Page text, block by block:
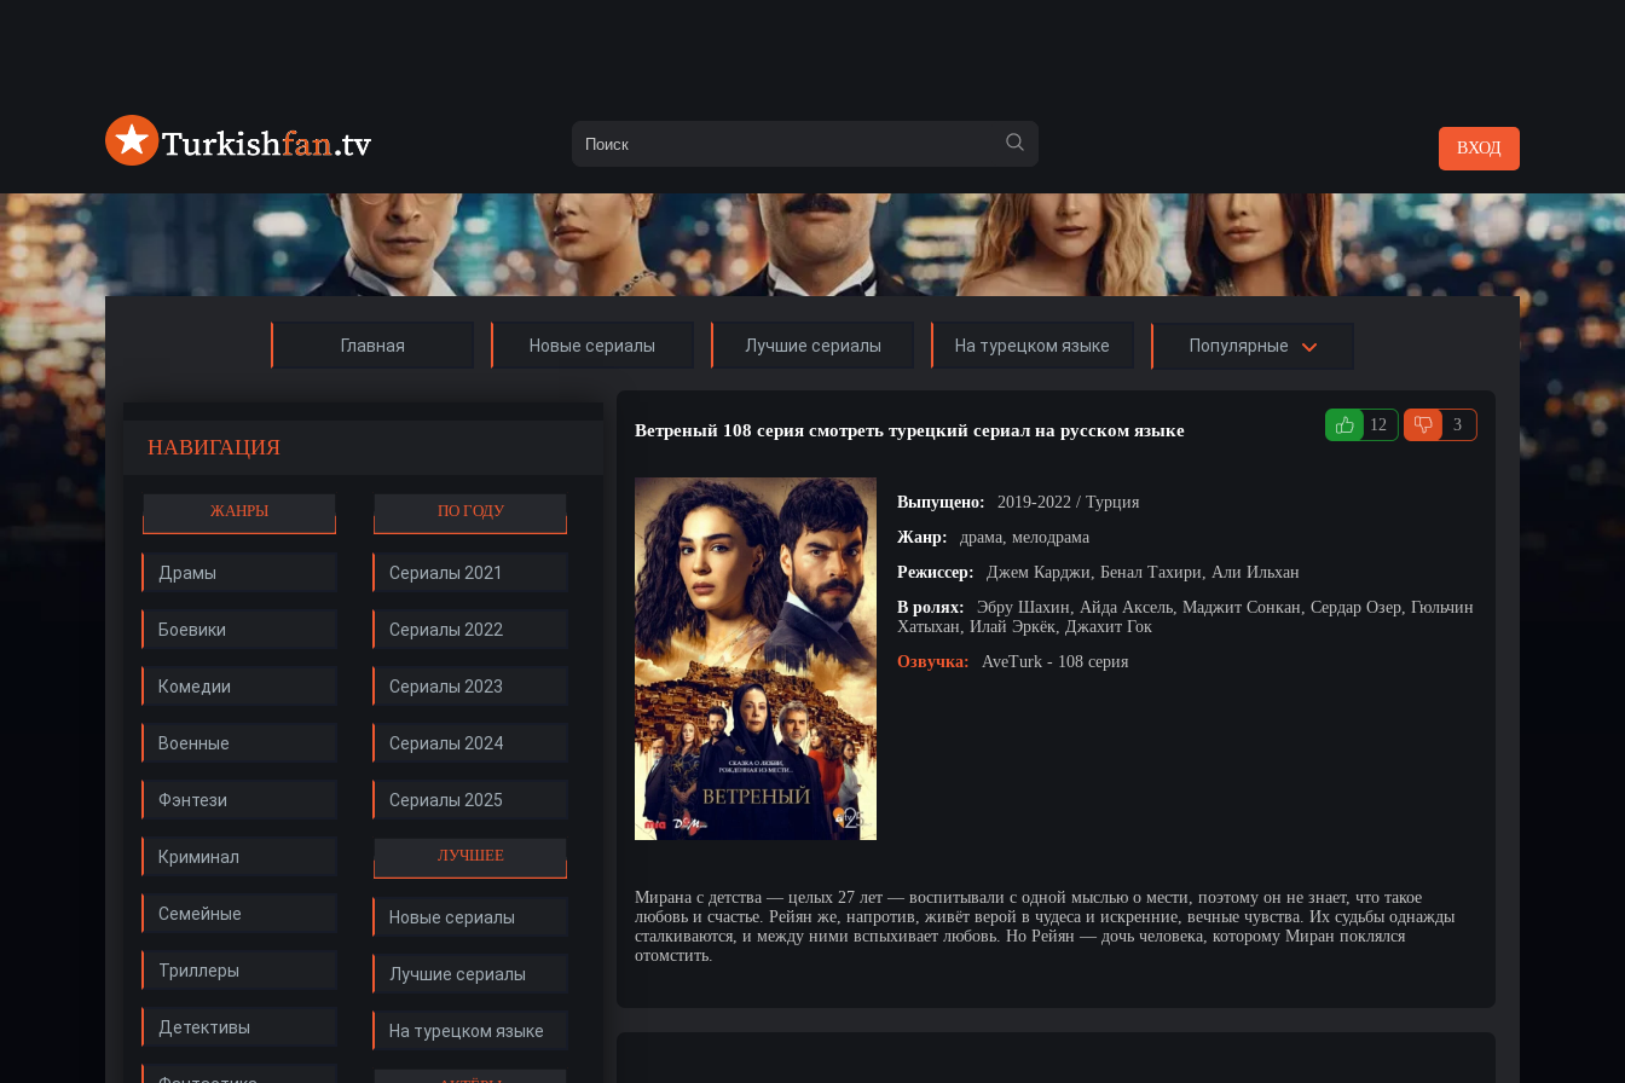
ВХОД
Главная Новые сериалы Лучшие сериалы На турецком языке Популярные
НАВИГАЦИЯ
ЖАНРЫ
Драмы
Боевики
Комедии
Военные
Фэнтези
Криминал
Семейные
Триллеры
Детективы
ПО ГОДУ
Сериалы 2021
Сериалы 2022
Сериалы 2023
Сериалы 2024
Сериалы 2025
ЛУЧШЕЕ
Новые сериалы
Лучшие сериалы
На турецком языке
Ветреный 108 серия смотреть турецкий сериал на русском языке 12 3
Выпущено:
2019-2022 / Турция
Жанр:
драма, мелодрама
Режиссер:
Джем Карджи, Бенал Тахири, Али Ильхан
В ролях:
Эбру Шахин, Айда Аксель, Маджит Сонкан, Сердар Озер, Гюльчин
Хатыхан, Илай Эркёк, Джахит Гок
Озвучка:
AveTurk - 108 серия
Мирана с детства — целых 27 лет — воспитывали с одной мыслью о мести, поэтому он не знает, что такое
любовь и счастье. Рейян же, напротив, живёт верой в чудеса и искренние, вечные чувства. Их судьбы однажды
сталкиваются, и между ними вспыхивает любовь. Но Рейян — дочь человека, которому Миран поклялся
отомстить.